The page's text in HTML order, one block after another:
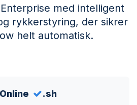
med intelligent
rykkerstyring, der sikrer
helt automatisk.
Online .sh